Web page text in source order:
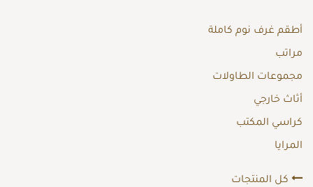
أطقم غرف نوم كاملة
مراتب
مجموعات الطاولات
أثاث خارجي
كراسي المكتب
المرايا
كل المنتجات